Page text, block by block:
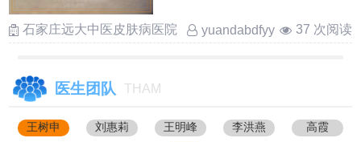
石家庄远大中医皮肤病医院
yuandabdfyy 37 次阅读
医生团队 THAM
王树申 刘惠莉 王明峰 李洪燕 高霞